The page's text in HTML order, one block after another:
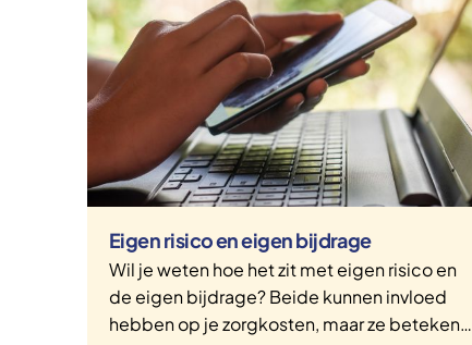
Eigen risico en eigen bijdrage
Wil je weten hoe het zit met eigen risico en
de eigen bijdrage? Beide kunnen invloed
hebben op je zorgkosten, maar ze betekenen